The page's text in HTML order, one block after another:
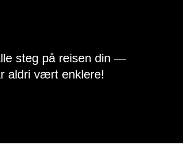
steg på reisen din —
aldri vært enklere!